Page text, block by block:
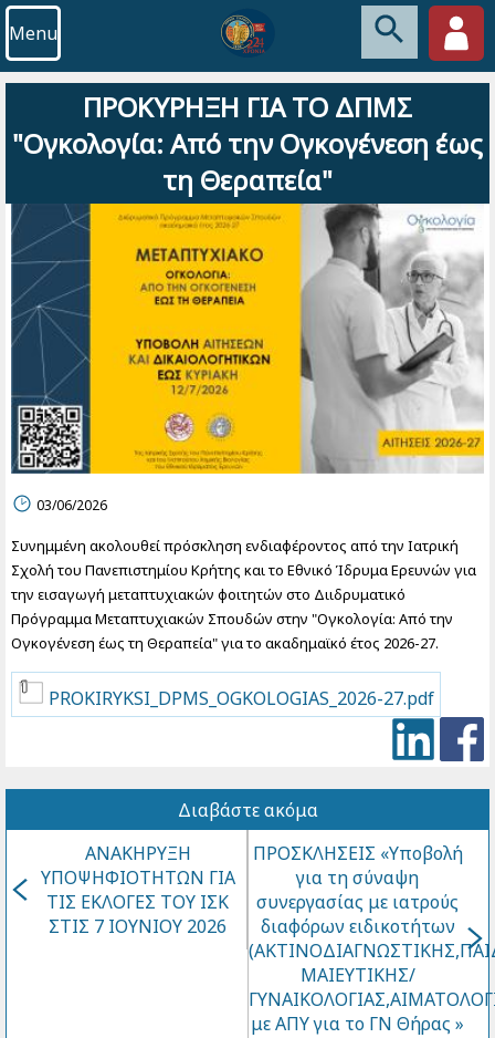
Menu
ΠΡΟΚΥΡΗΞΗ ΓΙΑ ΤΟ ΔΠΜΣ
"Ογκολογία: Από την Ογκογένεση έως
τη Θεραπεία"
03/06/2026
Συνημμένη ακολουθεί πρόσκληση ενδιαφέροντος από την Ιατρική
Σχολή του Πανεπιστημίου Κρήτης και το Εθνικό Ίδρυμα Ερευνών για
την εισαγωγή μεταπτυχιακών φοιτητών στο Διιδρυματικό
Πρόγραμμα Μεταπτυχιακών Σπουδών στην "Ογκολογία: Από την
Ογκογένεση έως τη Θεραπεία" για το ακαδημαϊκό έτος 2026-27.
PROKIRYKSI_DPMS_OGKOLOGIAS_2026-27.pdf
Διαβάστε ακόμα
ΑΝΑΚΗΡΥΞΗ
ΥΠΟΨΗΦΙΟΤΗΤΩΝ ΓΙΑ
ΤΙΣ ΕΚΛΟΓΕΣ ΤΟΥ ΙΣΚ
ΣΤΙΣ 7 ΙΟΥΝΙΟΥ 2026
ΠΡΟΣΚΛΗΣΕΙΣ «Υποβολή
για τη σύναψη
συνεργασίας με ιατρούς
διαφόρων ειδικοτήτων
ΜΑΙΕΥΤΙΚΗΣ/
με ΑΠΥ για το ΓΝ Θήρας »